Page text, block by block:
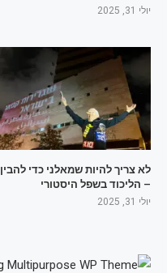
יולי 31, 2025
לא צריך להיות שמאלני כדי להבין
– הליכוד בשפל היסטורי
יולי 31, 2025